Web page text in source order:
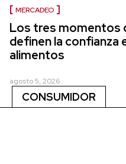
MERCADEO
Los tres momentos
definen la confianza
alimentos
agosto 5, 2026
CONSUMIDOR